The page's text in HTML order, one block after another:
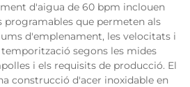
d'aigua de 60 bpm inclouen
que permeten als
d'emplenament, les velocitats i
segons les mides
i els requisits de producció. El
construcció d'acer inoxidable en